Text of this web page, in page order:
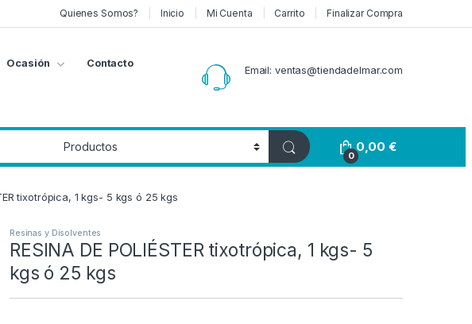
Quienes Somos? Inicio Mi Cuenta Carrito Finalizar Compra
Ocasión Contacto
Email: ventas@tiendadelmar.com
0
0,00€
tixotrópica, 1 kgs- 5 kgs ó 25 kgs
Resinas y Disolventes
RESINA DE POLIÉSTER tixotrópica, 1 kgs- 5
kgs ó 25 kgs